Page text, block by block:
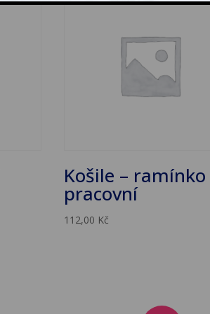
Košile – ramínko
pracovní
112,00 Kč